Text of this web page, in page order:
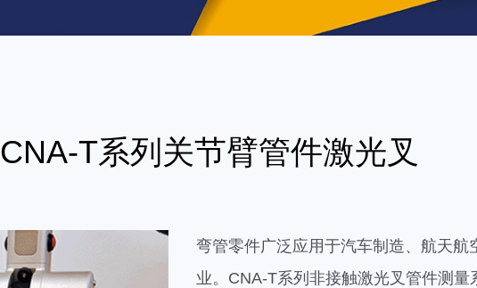
CNA-T系列关节臂管件激光叉
弯管零件广泛应用于汽车制造、航天
业。CNA-T系列非接触激光叉管件测